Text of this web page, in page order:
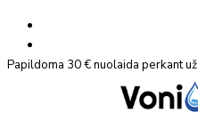
Papildoma 30 € nuolaida perkant